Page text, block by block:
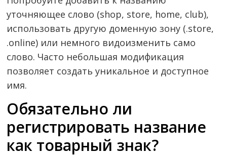
уточняющее слово (shop, store, home, club),
использовать другую доменную зону (.store,
.online) или немного видоизменить само
слово. Часто небольшая модификация
позволяет создать уникальное и доступное
имя.
Обязательно ли
регистрировать название
как товарный знак?